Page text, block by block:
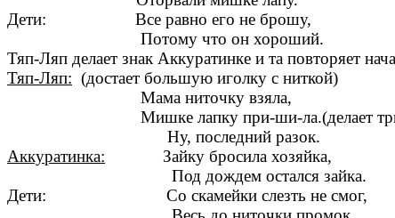
Дети: Все равно его не брошу,
Потому что он хороший.
Тяп-Ляп делает знак Аккуратинке и та повторяет
Тяп-Ляп: (достает большую иголку с ниткой)
Мама ниточку взяла,
Мишке лапку при-ши-ла.(делает три
Ну, последний разок.
Аккуратинка: Зайку бросила хозяйка,
Под дождем остался зайка.
Дети: Со скамейки слезть не смог,